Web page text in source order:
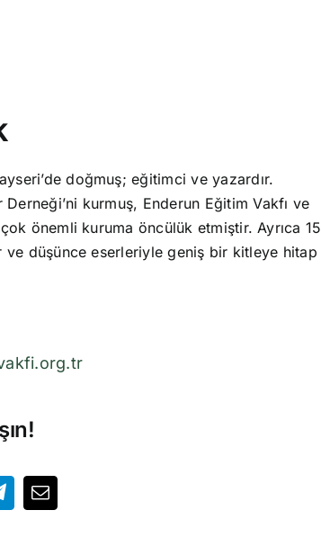
doğmuş; eğitimci ve yazardır.
kurmuş, Enderun Eğitim Vakfı ve
önemli kuruma öncülük etmiştir. Ayrıca 15
ve düşünce eserleriyle geniş bir kitleye hitap